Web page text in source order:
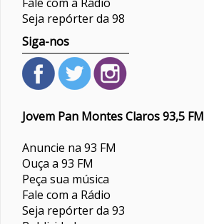
Seja repórter da 98
Siga-nos
Jovem Pan Montes Claros 93,5 FM
Anuncie na 93 FM
Ouça a 93 FM
Peça sua música
Fale com a Rádio
Seja repórter da 93